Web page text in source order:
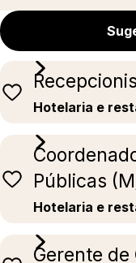
Hotelaria e
Públicas
Hotelaria e
Gerente de